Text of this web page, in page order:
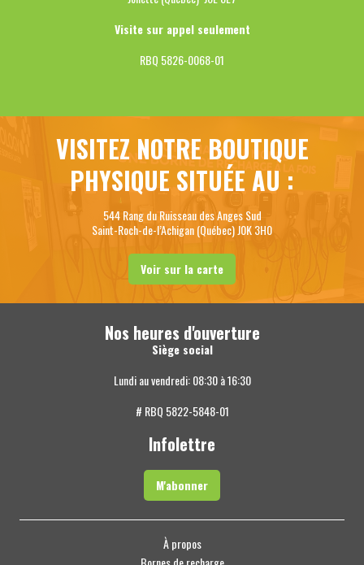
Visite sur appel seulement
RBQ 5826-0068-01
VISITEZ NOTRE BOUTIQUE
PHYSIQUE SITUÉE AU :
544 Rang du Ruisseau des Anges Sud
Saint-Roch-de-l’Achigan (Québec) J0K 3H0
Voir sur la carte
Nos heures d'ouverture
Siège social
Lundi au vendredi: 08:30 à 16:30
# RBQ 5822-5848-01
Infolettre
M'abonner
À propos